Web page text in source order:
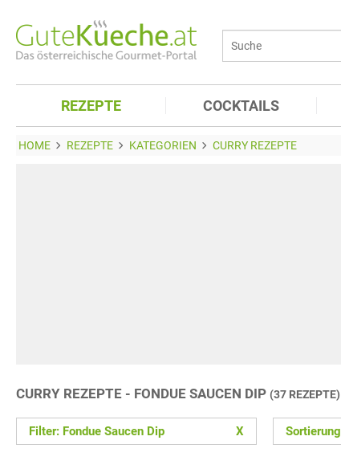
REZEPTE COCKTAILS
HOME REZEPTE KATEGORIEN CURRY REZEPTE
CURRY REZEPTE - FONDUE SAUCEN DIP (37 REZEPTE)
Filter: Fondue Saucen Dip X Sortierung